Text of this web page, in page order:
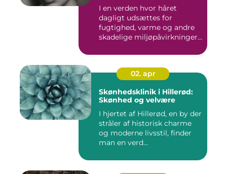
I en verden hvor håret
dagligt udsættes for
fugtighed, varme og andre
skadelige miljøpåvirkninger,
02. apr
Skønhedsklinik i Hillerød:
Skønhed og velvære
I hjertet af Hillerød, en by der
stråler af historisk charme
og moderne livsstil, finder
man en verd...